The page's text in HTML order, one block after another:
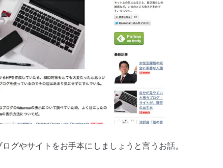
グやサイトをお手本にしましょうと言うお話。